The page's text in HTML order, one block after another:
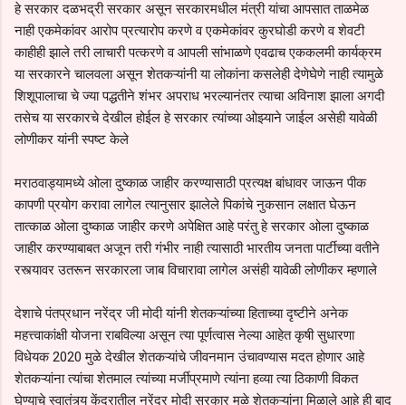
हे सरकार दळभद्री सरकार असून सरकारमधील मंत्री यांचा आपसात ताळमेळ
नाही एकमेकांवर आरोप प्रत्यारोप करणे व एकमेकांवर कुरघोडी करणे व शेवटी
काहीही झाले तरी लाचारी पत्करणे व आपली सांभाळणे एवढाच एककलमी कार्यक्रम
या सरकारने चालवला असून शेतकऱ्यांनी या लोकांना कसलेही देणेघेणे नाही त्यामुळे
शिशूपालाचा चे ज्या पद्धतीने शंभर अपराध भरल्यानंतर त्याचा अविनाश झाला अगदी
तसेच या सरकारचे देखील होईल हे सरकार त्यांच्या ओझ्याने जाईल असेही यावेळी
लोणीकर यांनी स्पष्ट केले
मराठवाड्यामध्ये ओला दुष्काळ जाहीर करण्यासाठी प्रत्यक्ष बांधावर जाऊन पीक
कापणी प्रयोग करावा लागेल त्यानुसार झालेले पिकांचे नुकसान लक्षात घेऊन
तात्काळ ओला दुष्काळ जाहीर करणे अपेक्षित आहे परंतु हे सरकार ओला दुष्काळ
जाहीर करण्याबाबत अजून तरी गंभीर नाही त्यासाठी भारतीय जनता पार्टीच्या वतीने
रस्त्यावर उतरून सरकारला जाब विचारावा लागेल असंही यावेळी लोणीकर म्हणाले
देशाचे पंतप्रधान नरेंद्र जी मोदी यांनी शेतकऱ्यांच्या हिताच्या दृष्टीने अनेक
महत्त्वाकांक्षी योजना राबविल्या असून त्या पूर्णत्वास नेल्या आहेत कृषी सुधारणा
विधेयक 2020 मुळे देखील शेतकऱ्यांचे जीवनमान उंचावण्यास मदत होणार आहे
शेतकऱ्यांना त्यांचा शेतमाल त्यांच्या मर्जीप्रमाणे त्यांना हव्या त्या ठिकाणी विकत
घेण्याचे स्वातंत्र्य केंद्रातील नरेंद्र मोदी सरकार मुळे शेतकऱ्यांना मिळाले आहे ही बाद